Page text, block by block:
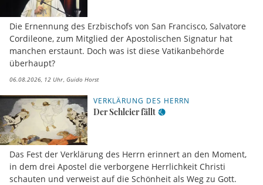
Die Ernennung des Erzbischofs von San Francisco, Salvatore
Cordileone, zum Mitglied der Apostolischen Signatur hat
manchen erstaunt. Doch was ist diese Vatikanbehörde
überhaupt?
06.08.2026, 12 Uhr Guido Horst
VERKLÄRUNG DES HERRN
Der Schleier fällt
Das Fest der Verklärung des Herrn erinnert an den Moment,
in dem drei Apostel die verborgene Herrlichkeit Christi
schauten und verweist auf die Schönheit als Weg zu Gott.